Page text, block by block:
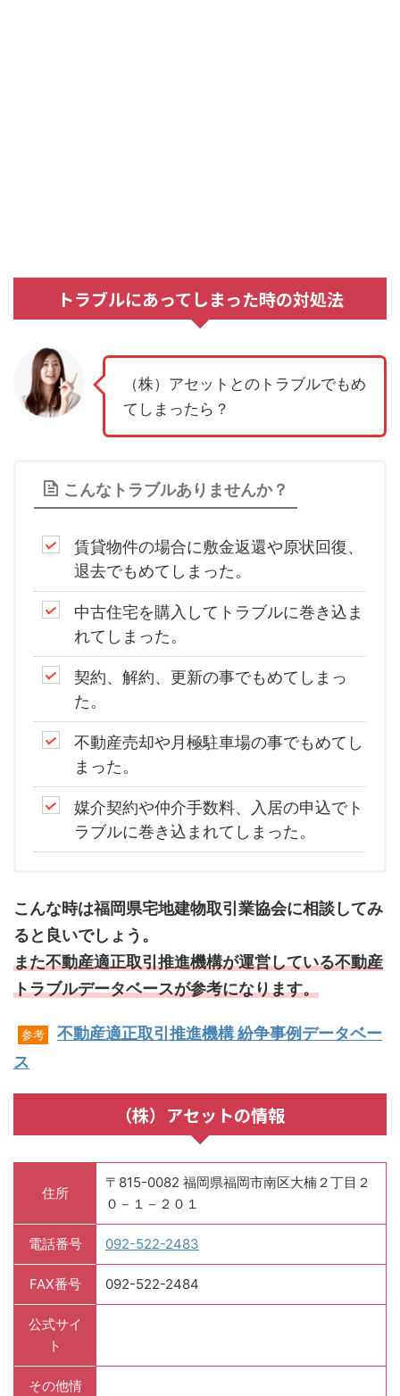
トラブルにあってしまった時の対処法
（株）アセットとのトラブルでもめ
てしまったら？
こんなトラブルありませんか？
賃貸物件の場合に敷金返還や原状回復、
退去でもめてしまった。
中古住宅を購入してトラブルに巻き込ま
れてしまった。
契約、解約、更新の事でもめてしまっ
た。
不動産売却や月極駐車場の事でもめてし
まった。
媒介契約や仲介手数料、入居の申込でト
ラブルに巻き込まれてしまった。
こんな時は福岡県宅地建物取引業協会に相談してみ
ると良いでしょう。
また不動産適正取引推進機構が運営している不動産
トラブルデータベースが参考になります。
参考
不動産適正取引推進機構 紛争事例データベー
ス
（株）アセットの情報
住所
〒815-0082 福岡県福岡市南区大楠２丁目２
０－１－２０１
電話番号 092-522-2483
FAX番号 092-522-2484
公式サイ
ト
その他情